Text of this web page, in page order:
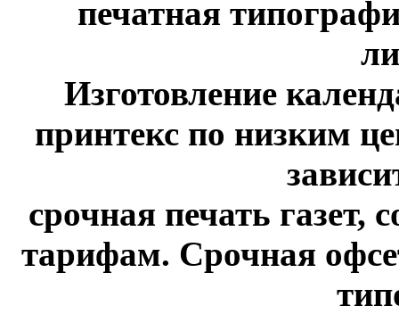
печатная
Изготовление
принтекс по низким
срочная печать газет,
тарифам. Срочная